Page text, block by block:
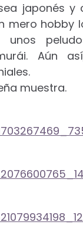
japonés y
mero hobby
Aún
muestra.